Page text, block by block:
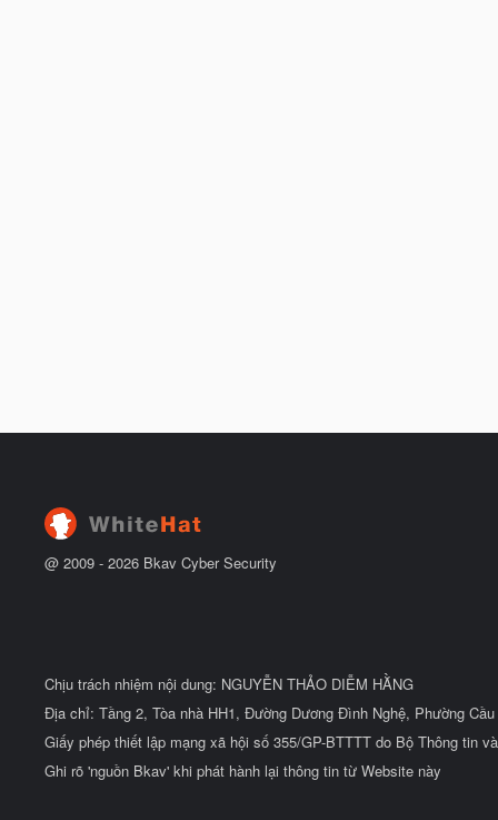
@ 2009 - 2026 Bkav Cyber Security
Chịu trách nhiệm nội dung: NGUYỄN THẢO DIỄM HẰNG
Địa chỉ: Tầng 2, Tòa nhà HH1, Đường Dương Đình Nghệ, Phường
Giấy phép thiết lập mạng xã hội số 355/GP-BTTTT do Bộ Thông tin
Ghi rõ 'nguồn Bkav' khi phát hành lại thông tin từ Website này